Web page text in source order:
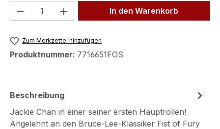
Produkt Anzahl: Gib denIn den Warenkorb
Zum Merkzettel hinzufügen
Produktnummer: 7716651FOS
Beschreibung
Jackie Chan in einer seiner ersten Hauptrollen!
Angelehnt an den Bruce-Lee-Klassiker Fist of Fury